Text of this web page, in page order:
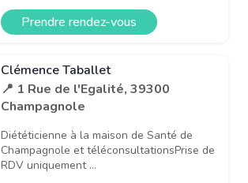
Prendre rendez-vous
Clémence Taballet
📍 1 Rue de l'Egalité, 39300
Champagnole
Diététicienne à la maison de Santé de
Champagnole et téléconsultationsPrise de
RDV uniquement ...